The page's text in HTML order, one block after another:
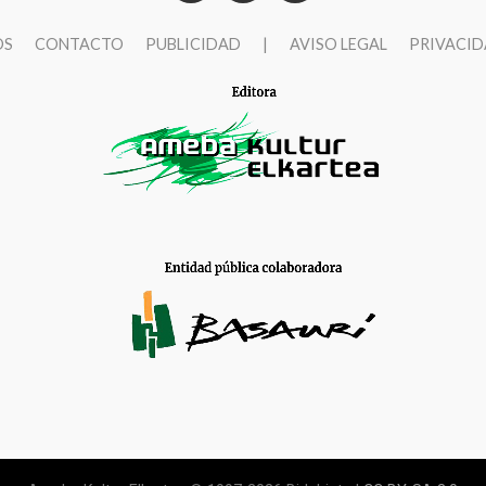
CONTACTO PUBLICIDAD | AVISO LEGAL